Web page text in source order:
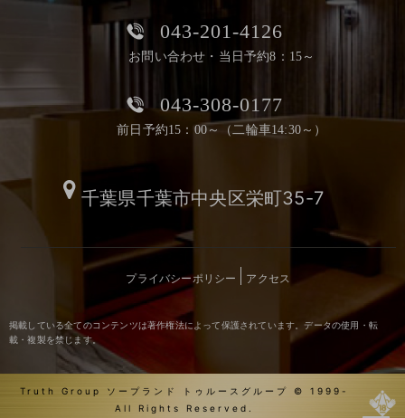
043-201-4126
お問い合わせ・当日予約8：15～
043-308-0177
前日予約15：00～（二輪車14:30～）
千葉県千葉市中央区栄町35-7
プライバシーポリシー アクセス
掲載している全てのコンテンツは著作権法によって保護されています。データの使用・転
載・複製を禁じます。
Truth Group ソープランド トゥルースグループ © 1999-
All Rights Reserved.